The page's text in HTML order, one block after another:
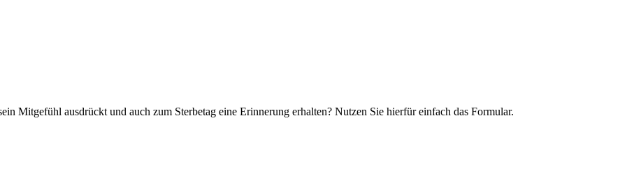
Mitgefühl ausdrückt und auch zum Sterbetag eine Erinnerung erhalten? Nutzen Sie hierfür einfach das Formular.